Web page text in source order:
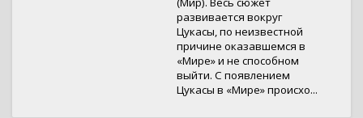
развивается вокруг
Цукасы, по неизвестной
причине оказавшемся в
«Мире» и не способном
выйти. С появлением
Цукасы в «Мире» происхо...